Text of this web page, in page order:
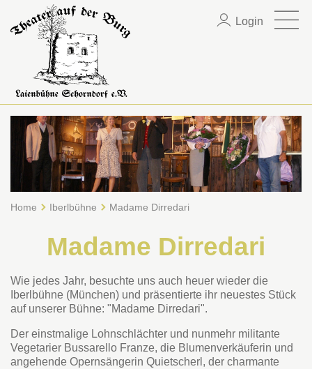
Login
Home Iberlbühne Madame Dirredari
Madame Dirredari
Wie jedes Jahr, besuchte uns auch heuer wieder die
Iberlbühne (München) und präsentierte ihr neuestes Stück
auf unserer Bühne: "Madame Dirredari".
Der einstmalige Lohnschlächter und nunmehr militante
Vegetarier Bussarello Franze, die Blumenverkäuferin und
angehende Opernsängerin Quietscherl, der charmante